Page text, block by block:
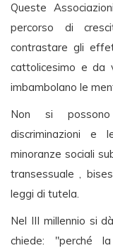
Queste
percorso di
contrastare gli
cattolicesimo e da
imbambolano le
Non si
discriminazioni e
minoranze sociali
transessuale ,
leggi di tutela.
Nel III millennio si
chiede: "perché